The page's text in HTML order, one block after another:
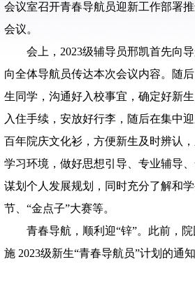
会议室召开青春导航员迎新工作部署
会议。
会上， 2023级辅导员邢凯首先向
向全体导航员传达本次会议内容。随
生同学，沟通好入校事宜，确定好新
入住手续，安放好行李，随后在集中
百年院庆文化衫，方便新生及时辨认
学习环境，做好思想引导、专业辅导
谋划个人发展规划，同时充分了解和
节、“金点子”大赛等。
青春导航，顺利迎“锌”。此前，
施 2023级新生“青春导航员”计划的通